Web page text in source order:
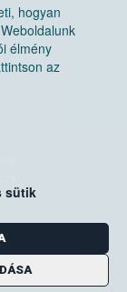
hogyan
élmény
az
sütik